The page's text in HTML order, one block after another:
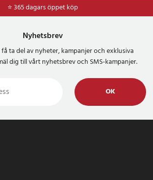
⭐ 365 dagars öppet köp
⭐Frakt 49kr *
Nyhetsbrev
ta del av nyheter, kampanjer och exklusiva
dig till vårt nyhetsbrev och SMS-kampanjer.
OK